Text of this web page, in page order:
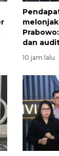
dan
10 jam lalu